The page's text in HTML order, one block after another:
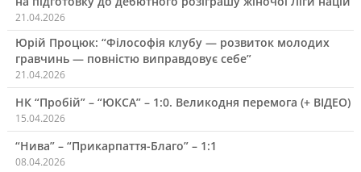
21.04.2026
Юрій Процюк: “Філософія клубу — розвиток молодих
гравчинь — повністю виправдовує себе”
21.04.2026
НК “Пробій” – “ЮКСА” – 1:0. Великодня перемога (+ ВІДЕО)
15.04.2026
“Нива” – “Прикарпаття-Благо” – 1:1
08.04.2026